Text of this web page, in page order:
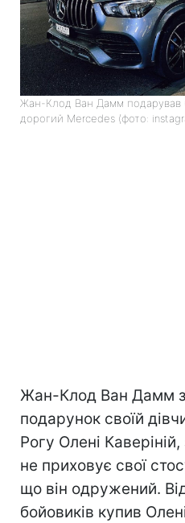
Жан-Клод Ван Дамм подарував
дорогий Mercedes (фото:
Жан-Клод Ван Дамм
подарунок своїй
Рогу Олені
не приховує свої
що він одружений.
бойовиків купив